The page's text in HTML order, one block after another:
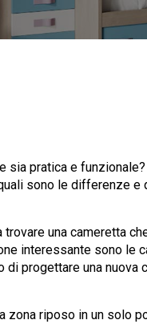
sia pratica e
sono le differenze e
una cameretta
interessante sono le
progettare una nuova
zona riposo in un solo